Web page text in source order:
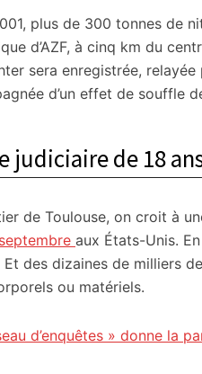
plus de 300 tonnes de
d’AZF, à cinq km du
sera enregistrée,
d’un effet de souffle
judiciaire de 18
de Toulouse, on croit à
aux États-Unis.
des dizaines de milliers
ou matériels.
d’enquêtes » donne la